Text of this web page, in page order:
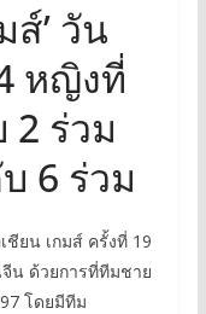
ส์’ วัน
หญิงที่
ร่วม
6 ร่วม
ชียน เกมส์ ครั้งที่ 19
น ด้วยการที่ทีมชาย
โดยมีทีม